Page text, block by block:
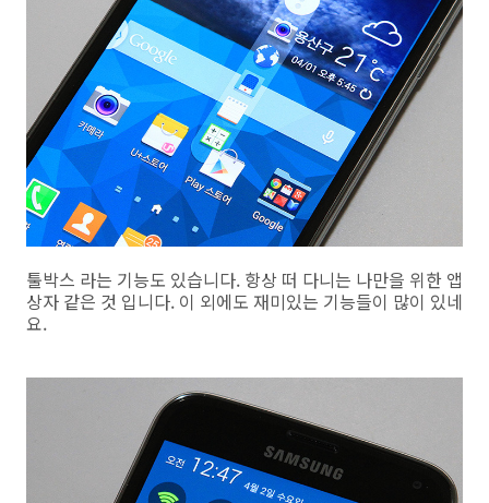
툴박스 라는 기능도 있습니다. 항상 떠 다니는 나만을 위한 앱
상자 같은 것 입니다. 이 외에도 재미있는 기능들이 많이 있네
요.